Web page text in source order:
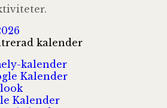
kalender
kalender
Kalender
Kalender